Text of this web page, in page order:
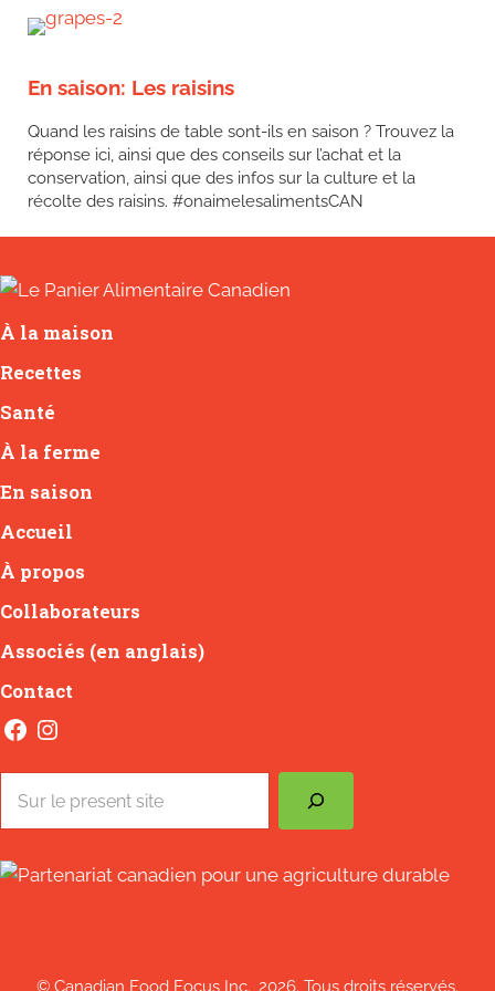
En saison: Les raisins
Quand les raisins de table sont-ils en saison ? Trouvez la
réponse ici, ainsi que des conseils sur l’achat et la
conservation, ainsi que des infos sur la culture et la
récolte des raisins. #onaimelesalimentsCAN
À la maison
Recettes
Santé
À la ferme
En saison
Accueil
À propos
Collaborateurs
Associés (en anglais)
Contact
Facebook
Instagram
© Canadian Food Focus Inc., 2026. Tous droits réservés.